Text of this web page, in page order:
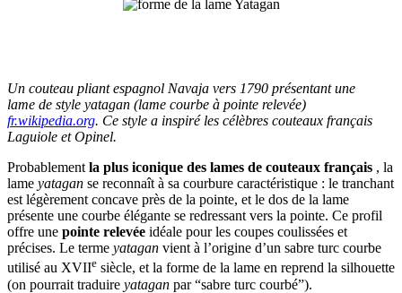
Un couteau pliant espagnol Navaja vers 1790 présentant une
lame de style yatagan (lame courbe à pointe relevée) ​
fr.wikipedia.org. Ce style a inspiré les célèbres couteaux français
Laguiole et Opinel.
Probablementla plus iconique des lames de couteaux français , la
lame yatagan se reconnaît à sa courbure caractéristique : le tranchant
est légèrement concave près de la pointe, et le dos de la lame
présente une courbe élégante se redressant vers la pointe. Ce profil
offre une pointe relevée idéale pour les coupes coulissées et
précises. Le terme yatagan vient à l’origine d’un sabre turc courbe
utilisé au XVIIe siècle, et la forme de la lame en reprend la silhouette
(on pourrait traduire yatagan par “sabre turc courbé”)​.